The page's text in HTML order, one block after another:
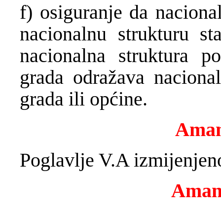
f) osiguranje da
nacionalnu strukturu
nacionalna struktura
grada odražava
grada ili općine.
Poglavlje V.A